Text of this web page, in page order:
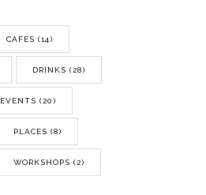
CAFES (14)
DRINKS (28)
EVENTS (20)
PLACES (8)
WORKSHOPS (2)